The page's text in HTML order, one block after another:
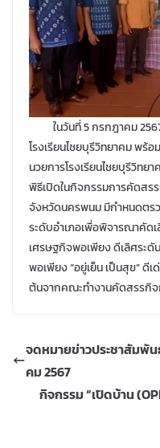
ในวันที่ 5 กรกฎาคม
โรงเรียนไชยบุรีวิทยาคม พ
นวยการโรงเรียนไชยบุรีวิทย
พิธีเปิดในกิจกรรมการคัดส
จังหวัดนครพนม มีกำหนดตร
ระดับอำเภอเพื่อพิจารณาคั
เศรษฐกิจพอเพียง ดีเลิศระ
พอเพียง “อยู่เย็น เป็นสุข” ดี
ต้นจากคณะทำงานคัดสรรกิ
จดหมายข่าวประชาสัมพั
คม 2567
กิจกรรม “เปิดบ้าน